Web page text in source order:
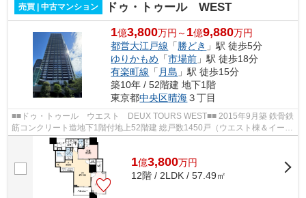
売買 | 中古マンション ドゥ・トゥール WEST
1億3,800万円～ 1億9,880万円
都営大江戸線 「 勝どき 」駅 徒歩5分
ゆりかもめ 「市場前 」駅 徒歩18分
有楽町線 「 月島 」駅 徒歩15分
築10年 / 52階建 地下1階
東京都中央区晴海３丁目
■■ドゥ・トゥール ウエスト DEUX TOURS WEST■■ 2015年9月築 鉄骨鉄
筋コンクリート造地下1階付地上52階建 総戸数1450戸（ウエスト棟＆イース
ト棟の合計） 都営大江戸線「勝どき」駅...
1億3,800万円
12階 / 2LDK / 57.49㎡